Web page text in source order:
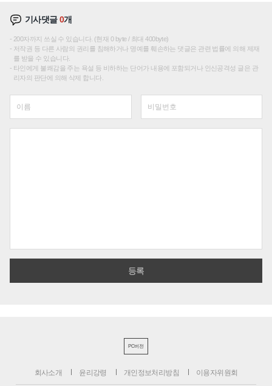
기사댓글0개
200자까지 쓰실 수 있습니다. (현재 0 byte / 최대 400byte)
저작권 등 다른 사람의 권리를 침해하거나 명예를 훼손하는 댓글은 관련 법률에 의해 제재
를 받을 수 있습니다.
타인에게 불쾌감을 주는 욕설 등 비하하는 단어가 내용에 포함되거나 인신공격성 글은 관
리자의 판단에 의해 삭제 합니다.
PC버전
회사소개 윤리강령 개인정보처리방침 이용자위원회